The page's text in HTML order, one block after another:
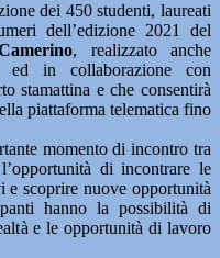
dei 450 studenti, laureati
dell’edizione 2021 del
, realizzato anche
ed in collaborazione con
stamattina e che consentirà
piattaforma telematica fino
momento di incontro tra
di incontrare le
e scoprire nuove opportunità
hanno la possibilità di
e le opportunità di lavoro